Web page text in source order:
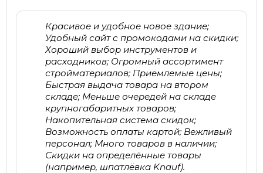
Красивое и удобное новое здание;
Удобный сайт с промокодами на скидки;
Хороший выбор инструментов и
расходников; Огромный ассортимент
стройматериалов; Приемлемые цены;
Быстрая выдача товара на втором
складе; Меньше очередей на складе
крупногабаритных товаров;
Накопительная система скидок;
Возможность оплаты картой; Вежливый
персонал; Много товаров в наличии;
Скидки на определённые товары
(например, шпатлёвка Knauf).